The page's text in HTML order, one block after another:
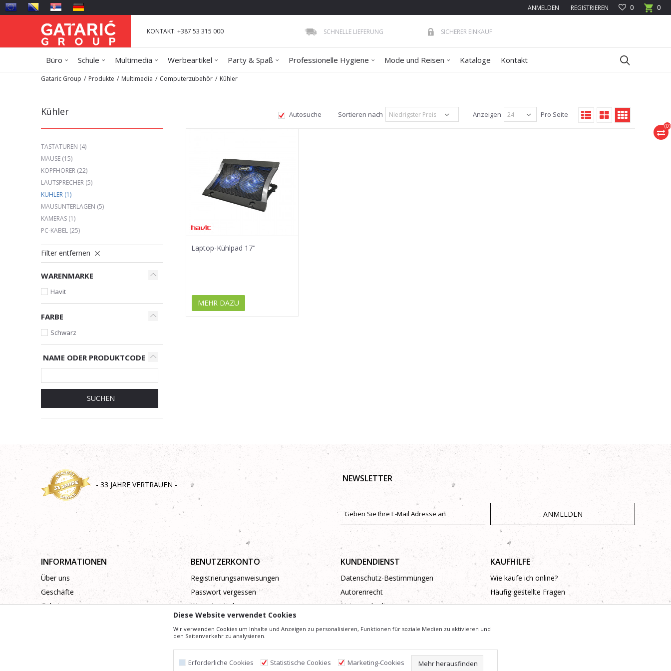
0
0
ANMELDEN REGISTRIEREN
KONTAKT: +387 53 315 000 SCHNELLE LIEFERUNG SICHERER EINKAUF
Büro Schule Multimedia Werbeartikel Party & Spaß Professionelle Hygiene Mode und Reisen Kataloge Kontakt
(0)
Gataric Group Produkte Multimedia Computerzubehör Kühler
Kühler Autosuche Sortieren nach Anzeigen Pro Seite
TASTATUREN (4)
MÄUSE (15)
KOPFHÖRER (22)
LAUTSPRECHER (5)
KÜHLER (1)
MAUSUNTERLAGEN (5)
KAMERAS (1)
PC-KABEL (25)
Filter entfernen
WARENMARKE
Havit
FARBE
Schwarz
NAME ODER PRODUKTCODE
SUCHEN
Laptop-Kühlpad 17"
MEHR DAZU
- 33 JAHRE VERTRAUEN -
NEWSLETTER
ANMELDEN
INFORMATIONEN
Über uns
Geschäfte
Galerie
BENUTZERKONTO
Registrierungsanweisungen
Passwort vergessen
Wunschzettel
KUNDENDIENST
Datenschutz-Bestimmungen
Autorenrecht
Nutzungsbedingungen
KAUFHILFE
Wie kaufe ich online?
Häufig gestellte Fragen
die Beschreibung von Produkten, Anzeige von Bildern und Preise präzise und Profesionell wie möglich zu gestalten. Wir können jedoch nicht garantieren, dass alle Informationen vollständig und fehlerfrei sind.
Diese Website verwendet Cookies
Wir verwenden Cookies um Inhalte und Anzeigen zu personalisieren, Funktionen für soziale Medien zu aktivieren und
den Seitenverkehr zu analysieren.
Erforderliche Cookies Statistische Cookies Marketing-Cookies Mehr herausfinden